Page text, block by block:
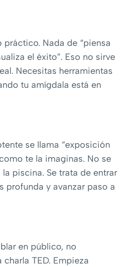
práctico. Nada de “piensa
el éxito”. Eso no sirve
Necesitas herramientas
tu amígdala está en
se llama “exposición
te la imaginas. No se
piscina. Se trata de entrar
profunda y avanzar paso a
en público, no
TED. Empieza